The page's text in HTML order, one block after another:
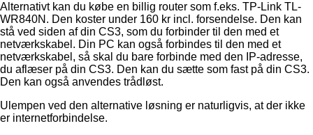
Alternativt kan du købe en billig router som f.eks. TP-Link TL-
WR840N. Den koster under 160 kr incl. forsendelse. Den kan
stå ved siden af din CS3, som du forbinder til den med et
netværkskabel. Din PC kan også forbindes til den med et
netværkskabel, så skal du bare forbinde med den IP-adresse,
du aflæser på din CS3. Den kan du sætte som fast på din CS3.
Den kan også anvendes trådløst.
Ulempen ved den alternative løsning er naturligvis, at der ikke
er internetforbindelse.